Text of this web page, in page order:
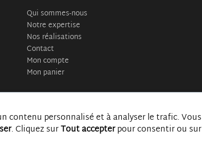
Qui sommes-nous
Notre expertise
Nos réalisations
Contact
Mon compte
Mon panier
contenu personnalisé et à analyser le trafic. Vous
. Cliquez surTout accepterpour consentir ou sur